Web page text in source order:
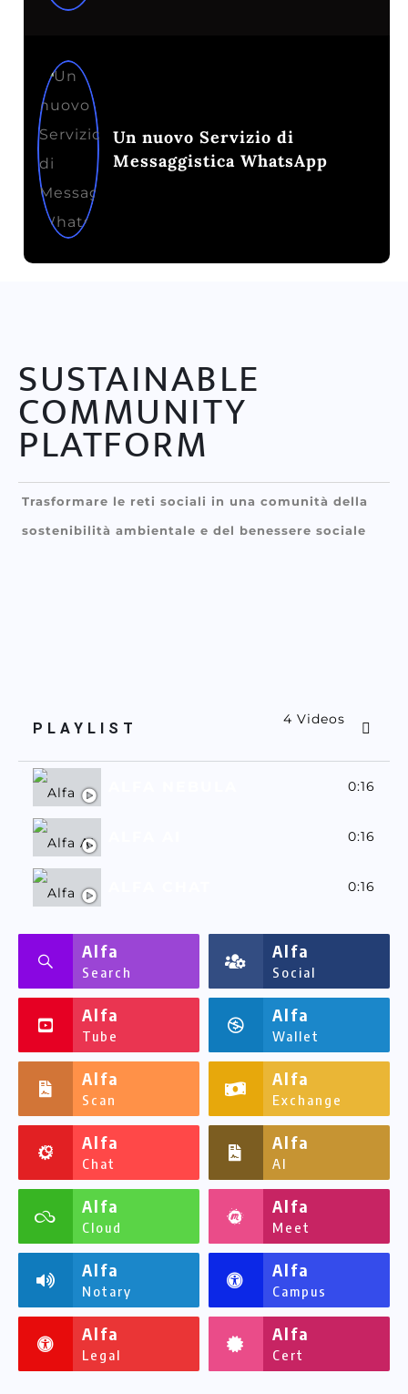
Un nuovo Servizio di
Messaggistica WhatsApp
SUSTAINABLE
COMMUNITY
PLATFORM
Trasformare le reti sociali in una comunità della
sostenibilità ambientale e del benessere sociale
PLAYLIST
4 Videos
0:16
0:16
0:16
ALFASSA 0:16
Alfa
Search
Alfa
Social
Alfa
Tube
Alfa
Wallet
Alfa
Scan
Alfa
Exchange
Alfa
Chat
Alfa
AI
Alfa
Cloud
Alfa
Meet
Alfa
Notary
Alfa
Campus
Alfa
Legal
Alfa
Cert